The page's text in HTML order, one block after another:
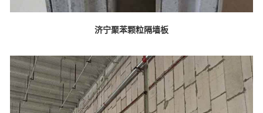
济宁聚苯颗粒隔墙板